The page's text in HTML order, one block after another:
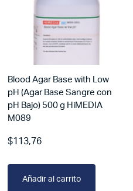
Blood Agar Base with Low
pH (Agar Base Sangre con
pH Bajo) 500 g HiMEDIA
M089
$113,76
Añadir al carrito